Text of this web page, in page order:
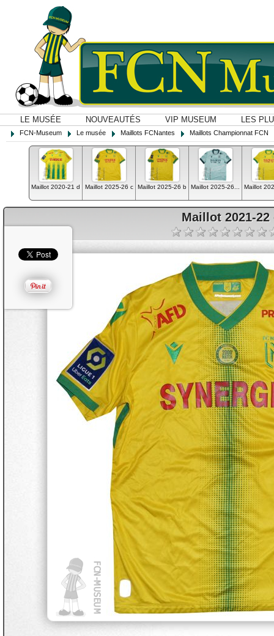
LE MUSÉE NOUVEAUTÉS VIP MUSEUM LES
FCN-Museum Le musée Maillots FCNantes Maillots Championnat FCN
Maillot 2020-21 d Maillot 2025-26 c Maillot 2025-26 b Maillot 2025-26... Maillot
Maillot 2021-22